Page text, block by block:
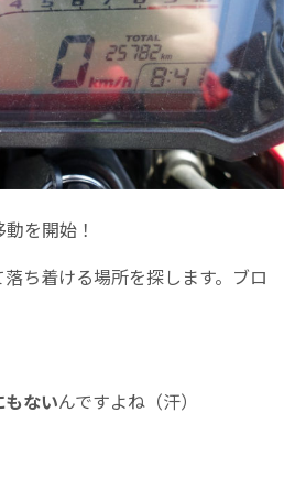
を開始！
ち着ける場所を探します。ブロ
もないんですよね（汗）